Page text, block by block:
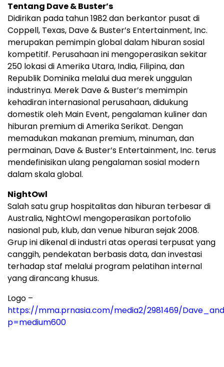
Tentang Dave & Buster’s
Didirikan pada tahun 1982 dan berkantor pusat di
Coppell, Texas, Dave & Buster’s Entertainment, Inc.
merupakan pemimpin global dalam hiburan sosial
kompetitif. Perusahaan ini mengoperasikan sekitar
250 lokasi di Amerika Utara, India, Filipina, dan
Republik Dominika melalui dua merek unggulan
industrinya. Merek Dave & Buster’s memimpin
kehadiran internasional perusahaan, didukung
domestik oleh Main Event, pengalaman kuliner dan
hiburan premium di Amerika Serikat. Dengan
memadukan makanan premium, minuman, dan
permainan, Dave & Buster’s Entertainment, Inc. terus
mendefinisikan ulang pengalaman sosial modern
dalam skala global.
NightOwl
Salah satu grup hospitalitas dan hiburan terbesar di
Australia, NightOwl mengoperasikan portofolio
nasional pub, klub, dan venue hiburan sejak 2008.
Grup ini dikenal di industri atas operasi terpusat yang
canggih, pendekatan berbasis data, dan investasi
terhadap staf melalui program pelatihan internal
yang dirancang khusus.
Logo –
https://mma.prnasia.com/media2/2981469/
p=medium600